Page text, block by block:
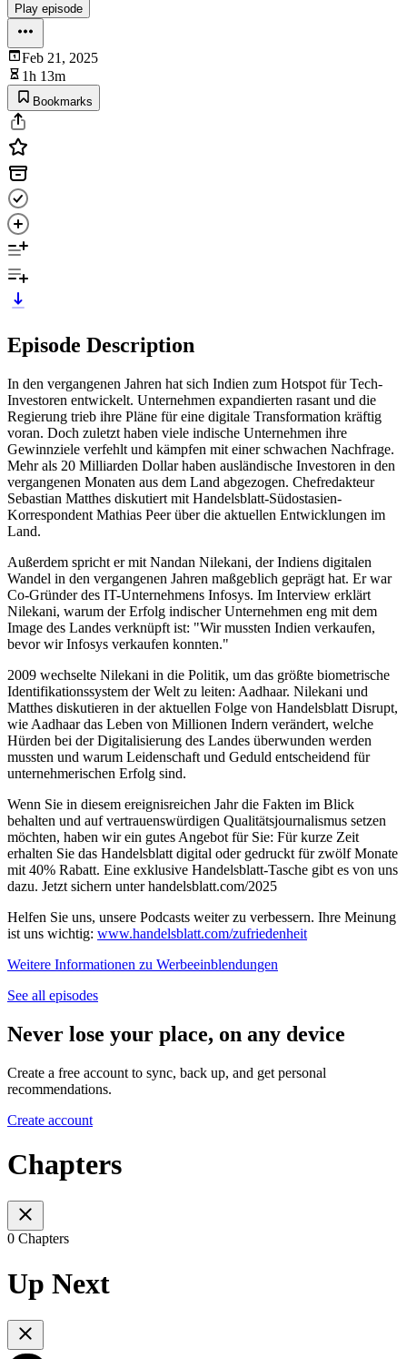
Play episode
Feb 21, 2025
1h 13m
Bookmarks
Episode Description
In den vergangenen Jahren hat sich Indien zum Hotspot für Tech-
Investoren entwickelt. Unternehmen expandierten rasant und die
Regierung trieb ihre Pläne für eine digitale Transformation kräftig
voran. Doch zuletzt haben viele indische Unternehmen ihre
Gewinnziele verfehlt und kämpfen mit einer schwachen Nachfrage.
Mehr als 20 Milliarden Dollar haben ausländische Investoren in den
vergangenen Monaten aus dem Land abgezogen. Chefredakteur
Sebastian Matthes diskutiert mit Handelsblatt-Südostasien-
Korrespondent Mathias Peer über die aktuellen Entwicklungen im
Land.
Außerdem spricht er mit Nandan Nilekani, der Indiens digitalen
Wandel in den vergangenen Jahren maßgeblich geprägt hat. Er war
Co-Gründer des IT-Unternehmens Infosys. Im Interview erklärt
Nilekani, warum der Erfolg indischer Unternehmen eng mit dem
Image des Landes verknüpft ist: "Wir mussten Indien verkaufen,
bevor wir Infosys verkaufen konnten."
2009 wechselte Nilekani in die Politik, um das größte biometrische
Identifikationssystem der Welt zu leiten: Aadhaar. Nilekani und
Matthes diskutieren in der aktuellen Folge von Handelsblatt Disrupt,
wie Aadhaar das Leben von Millionen Indern verändert, welche
Hürden bei der Digitalisierung des Landes überwunden werden
mussten und warum Leidenschaft und Geduld entscheidend für
unternehmerischen Erfolg sind.
Wenn Sie in diesem ereignisreichen Jahr die Fakten im Blick
behalten und auf vertrauenswürdigen Qualitätsjournalismus setzen
möchten, haben wir ein gutes Angebot für Sie: Für kurze Zeit
erhalten Sie das Handelsblatt digital oder gedruckt für zwölf Monate
mit 40% Rabatt. Eine exklusive Handelsblatt-Tasche gibt es von uns
dazu. Jetzt sichern unter handelsblatt.com/2025
Helfen Sie uns, unsere Podcasts weiter zu verbessern. Ihre Meinung
ist uns wichtig: www.handelsblatt.com/zufriedenheit
Weitere Informationen zu Werbeeinblendungen
See all episodes
Never lose your place, on any device
Create a free account to sync, back up, and get personal
recommendations.
Create account
Chapters
0 Chapters
Up Next